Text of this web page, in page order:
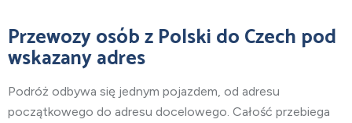
Przewozy osób z Polski do Czech pod
wskazany adres
Podróż odbywa się jednym pojazdem, od adresu
początkowego do adresu docelowego. Całość przebiega